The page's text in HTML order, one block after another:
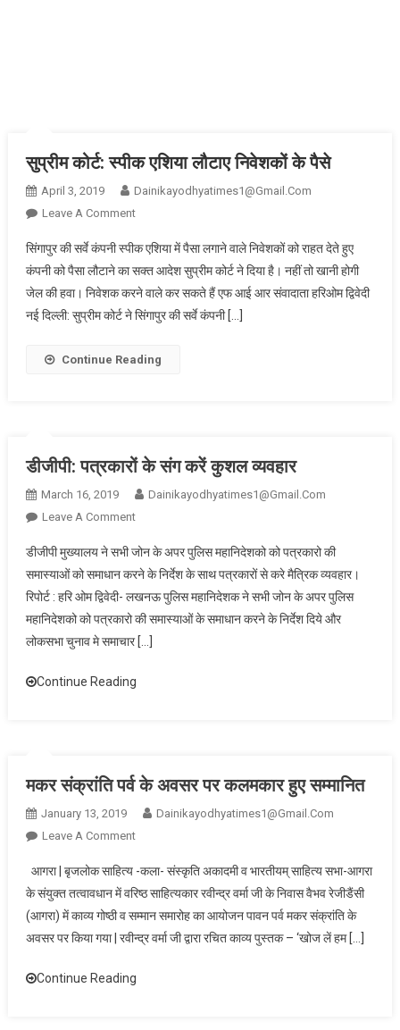
सुप्रीम कोर्ट: स्पीक एशिया लौटाए निवेशकों के पैसे
April 3, 2019
Dainikayodhyatimes1@gmail.com
Leave A CommentOn
कोर्ट:
स्पीक
एशिया
लौटाए
के
सिंगापुर की सर्वे कंपनी स्पीक एशिया में पैसा लगाने वाले निवेशकों को राहत देते हुए
कंपनी को पैसा लौटाने का सक्त आदेश सुप्रीम कोर्ट ने दिया है। नहीं तो खानी होगी
जेल की हवा। निवेशक करने वाले कर सकते हैं एफ आई आर संवादाता हरिओम द्विवेदी
नई दिल्ली: सुप्रीम कोर्ट ने सिंगापुर की सर्वे कंपनी […]
Continue Reading
डीजीपी: पत्रकारों के संग करें कुशल व्यवहार
March 16, 2019
Dainikayodhyatimes1@gmail.com
Leave A CommentOn
पत्रकारों
के
संग
करें
कुशल
डीजीपी मुख्यालय ने सभी जोन के अपर पुलिस महानिदेशको को पत्रकारो की
समास्याओं को समाधान करने के निर्देश के साथ पत्रकारों से करे मैत्रिक व्यवहार।
रिपोर्ट : हरि ओम द्विवेदी- लखनऊ पुलिस महानिदेशक ने सभी जोन के अपर पुलिस
महानिदेशको को पत्रकारो की समास्याओं के समाधान करने के निर्देश दिये और
लोकसभा चुनाव मे समाचार […]
Continue Reading
मकर संक्रांति पर्व के अवसर पर कलमकार हुए सम्मानित
January 13, 2019
Dainikayodhyatimes1@gmail.com
Leave A CommentOn
संक्रांति
पर्व
के
अवसर
कलमकार
आगरा | बृजलोक साहित्य -कला- संस्कृति अकादमी व भारतीयम् साहित्य सभा-आगरा
के संयुक्त तत्वावधान में वरिष्ठ साहित्यकार रवीन्द्र वर्मा जी के निवास वैभव रेजीडैंसी
(आगरा) में काव्य गोष्ठी व सम्मान समारोह का आयोजन पावन पर्व मकर संक्रांति के
अवसर पर किया गया | रवीन्द्र वर्मा जी द्वारा रचित काव्य पुस्तक – ‘खोज लें हम […]
Continue Reading